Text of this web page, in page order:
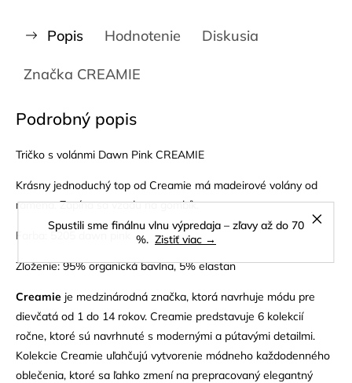
Spustili sme finálnu vlnu výpredaja – zľavy až do 70
%. Zistiť viac →
Popis Hodnotenie Diskusia
Značka CREAMIE
Podrobný popis
Tričko s volánmi Dawn Pink CREAMIE
Krásny jednoduchý top od Creamie má madeirové volány od
ramena. Zapína sa vzadu na gombík.
Farba: 5205 dawn pink
Zloženie: 95% organická bavlna, 5% elastan
Creamie je medzinárodná značka, ktorá navrhuje módu pre
dievčatá od 1 do 14 rokov. Creamie predstavuje 6 kolekcií
ročne, ktoré sú navrhnuté s modernými a pútavými detailmi.
Kolekcie Creamie uľahčujú vytvorenie módneho každodenného
oblečenia, ktoré sa ľahko zmení na prepracovaný elegantný